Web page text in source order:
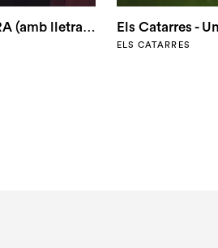
EN PEU DE GUERRA (amb lletra) - ELS CATARRES (BIG BANG)
ELS CATARRES